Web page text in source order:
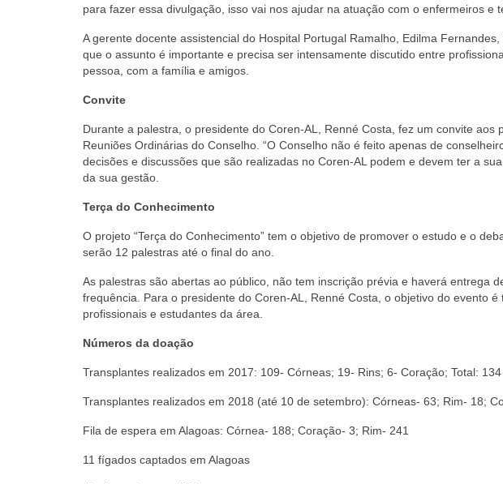
para fazer essa divulgação, isso vai nos ajudar na atuação com o enfermeiros e
A gerente docente assistencial do Hospital Portugal Ramalho, Edilma
que o assunto é importante e precisa ser intensamente discutido entre
pessoa, com a família e amigos.
Convite
Durante a palestra, o presidente do Coren-AL, Renné Costa, fez um convite
Reuniões Ordinárias do Conselho. “O Conselho não é feito apenas de
decisões e discussões que são realizadas no Coren-AL podem e devem ter a
da sua gestão.
Terça do Conhecimento
O projeto “Terça do Conhecimento” tem o objetivo de promover o estudo e o
serão 12 palestras até o final do ano.
As palestras são abertas ao público, não tem inscrição prévia e haverá entrega
frequência. Para o presidente do Coren-AL, Renné Costa, o objetivo do evento
profissionais e estudantes da área.
Números da doação
Transplantes realizados em 2017: 109- Córneas; 19- Rins; 6- Coração; Total: 134
Transplantes realizados em 2018 (até 10 de setembro): Córneas- 63; Rim- 18;
Fila de espera em Alagoas: Córnea- 188; Coração- 3; Rim- 241
11 fígados captados em Alagoas